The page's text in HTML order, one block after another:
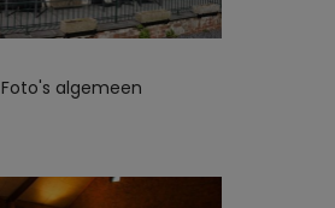
Foto's algemeen